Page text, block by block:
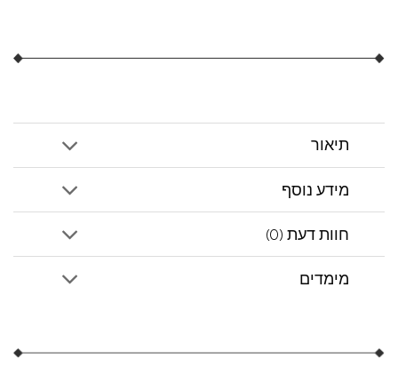
תיאור
מידע נוסף
חוות דעת (0)
מימדים